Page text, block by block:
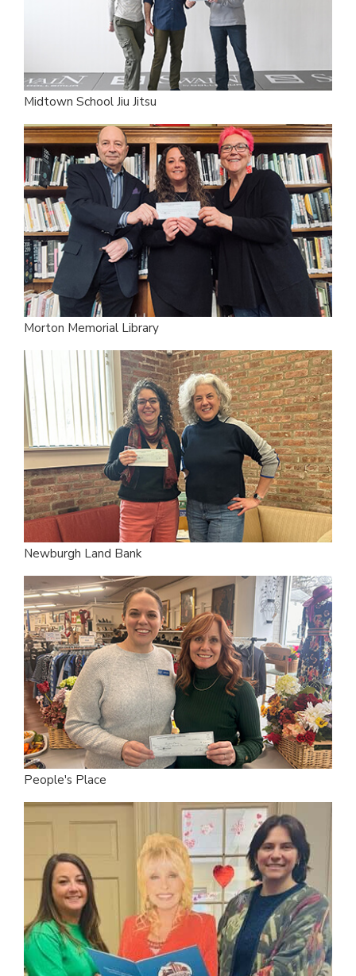
Midtown School Jiu Jitsu
Morton Memorial Library
Newburgh Land Bank
People's Place